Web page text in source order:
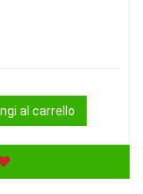
al carrello